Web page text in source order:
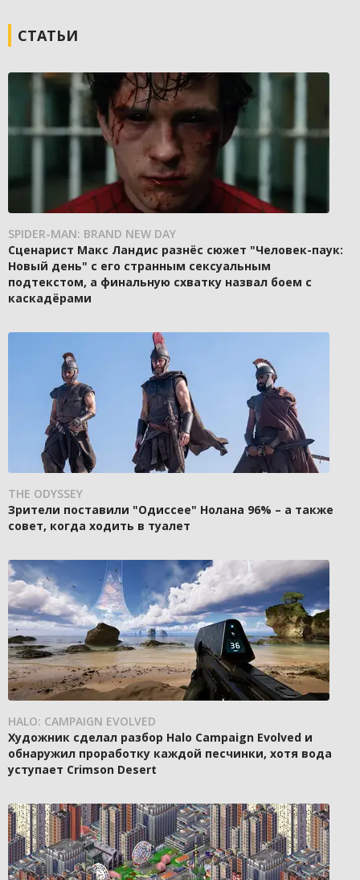
СТАТЬИ
SPIDER-MAN: BRAND NEW DAY
Сценарист Макс Ландис разнёс сюжет "Человек-паук:
Новый день" с его странным сексуальным
подтекстом, а финальную схватку назвал боем с
каскадёрами
THE ODYSSEY
Зрители поставили "Одиссее" Нолана 96% – а также
совет, когда ходить в туалет
HALO: CAMPAIGN EVOLVED
Художник сделал разбор Halo Campaign Evolved и
обнаружил проработку каждой песчинки, хотя вода
уступает Crimson Desert